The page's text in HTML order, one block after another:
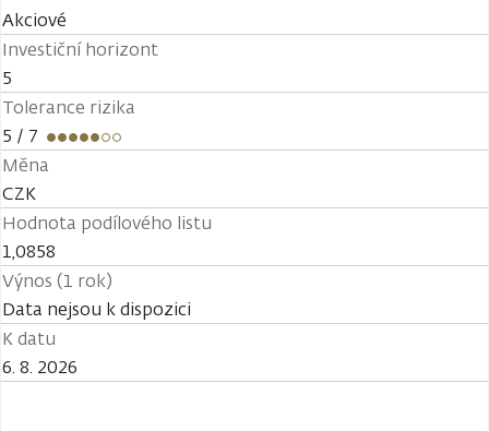
Akciové
Investiční horizont
5
Tolerance rizika
5 / 7
Měna
CZK
Hodnota podílového listu
1,0858
Výnos (1 rok)
Data nejsou k dispozici
K datu
6. 8. 2026